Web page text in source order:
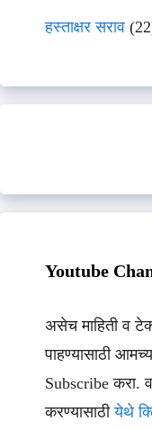
हस्ताक्षर सराव
Youtube
असेच माहिती व
पाहण्यासाठी
Subscribe करा.
करण्यासाठीयेथे